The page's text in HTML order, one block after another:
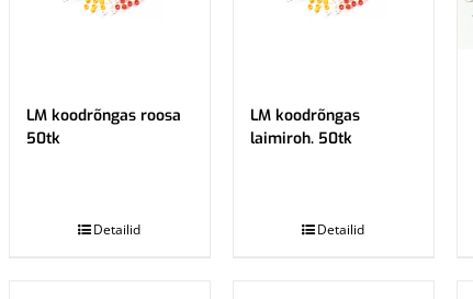
LM koodrõngas roosa
50tk
Detailid
LM koodrõngas
laimiroh. 50tk
Detailid